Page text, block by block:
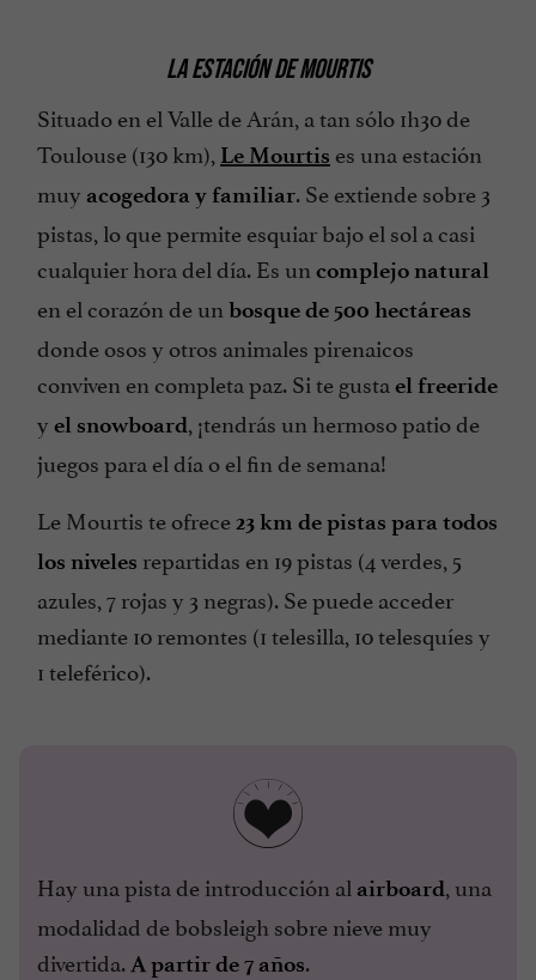
LA ESTACIÓN DE MOURTIS
Situado en el Valle de Arán, a tan sólo 1h30 de
Toulouse (130 km), Le Mourtis es una estación
muy acogedora y familiar. Se extiende sobre 3
pistas, lo que permite esquiar bajo el sol a casi
cualquier hora del día. Es un complejo natural
en el corazón de un bosque de 500 hectáreas
donde osos y otros animales pirenaicos
conviven en completa paz. Si te gusta el freeride
y el snowboard , ¡tendrás un hermoso patio de
juegos para el día o el fin de semana!
Le Mourtis te ofrece 23 km de pistas para todos
los niveles repartidas en 19 pistas (4 verdes, 5
azules, 7 rojas y 3 negras). Se puede acceder
mediante 10 remontes (1 telesilla, 10 telesquíes y
1 teleférico).
Hay una pista de introducción al airboard , una
modalidad de bobsleigh sobre nieve muy
divertida. A partir de 7 años.